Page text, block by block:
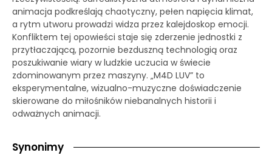
animacja podkreślają chaotyczny, pełen napięcia klimat,
a rytm utworu prowadzi widza przez kalejdoskop emocji.
Konfliktem tej opowieści staje się zderzenie jednostki z
przytłaczającą, pozornie bezduszną technologią oraz
poszukiwanie wiary w ludzkie uczucia w świecie
zdominowanym przez maszyny. „M4D LUV” to
eksperymentalne, wizualno-muzyczne doświadczenie
skierowane do miłośników niebanalnych historii i
odważnych animacji.
Synonimy